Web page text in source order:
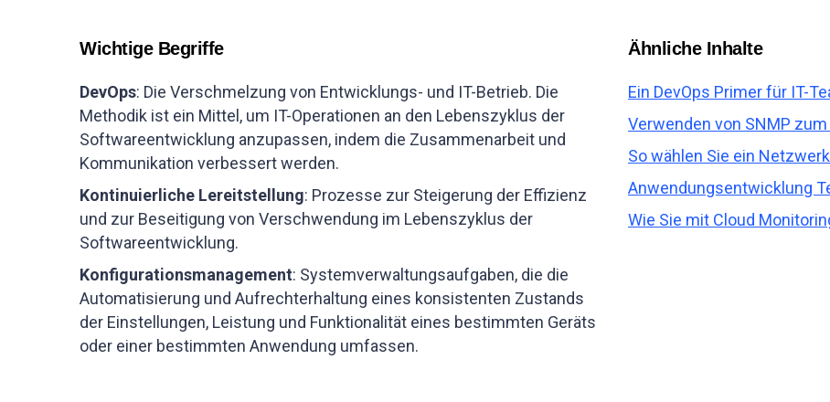
Wichtige Begriffe
DevOps: Die Verschmelzung von Entwicklungs- und IT-Betrieb. Die
Methodik ist ein Mittel, um IT-Operationen an den Lebenszyklus der
Softwareentwicklung anzupassen, indem die Zusammenarbeit und
Kommunikation verbessert werden.
Kontinuierliche Lereitstellung: Prozesse zur Steigerung der Effizienz
und zur Beseitigung von Verschwendung im Lebenszyklus der
Softwareentwicklung.
Konfigurationsmanagement: Systemverwaltungsaufgaben, die die
Automatisierung und Aufrechterhaltung eines konsistenten Zustands
der Einstellungen, Leistung und Funktionalität eines bestimmten Geräts
oder einer bestimmten Anwendung umfassen.
Ähnliche Inhalte
Ein DevOps Primer für IT-
Verwenden von SNMP
So wählen Sie ein
Anwendungsentwicklung
Wie Sie mit Cloud